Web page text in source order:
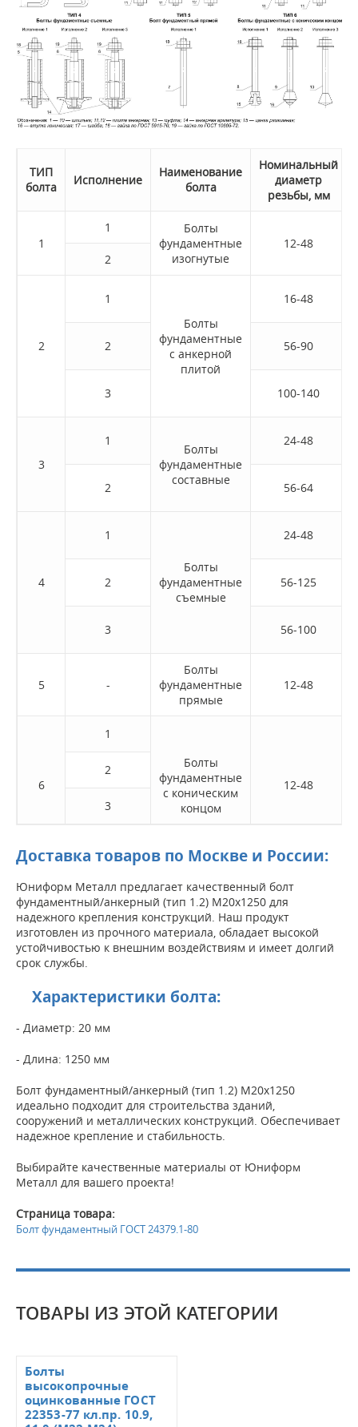
ТИП
болта
Исполнение
Наименование
болта
Номинальный
диаметр
резьбы, мм
1
1
Болты
фундаментные
изогнутые
12-48
2
2
1
Болты
фундаментные
с анкерной
плитой
16-48
2 56-90
3 100-140
3
1
Болты
фундаментные
составные
24-48
2 56-64
4
1
Болты
фундаментные
съемные
24-48
2 56-125
3 56-100
5 -
Болты
фундаментные
прямые
12-48
6
1
Болты
фундаментные
с коническим
концом
12-48
2
3
Доставка товаров по Москве и России:
Юниформ Металл предлагает качественный болт
фундаментный/анкерный (тип 1.2) M20x1250 для
надежного крепления конструкций. Наш продукт
изготовлен из прочного материала, обладает высокой
устойчивостью к внешним воздействиям и имеет долгий
срок службы.
Характеристики болта:
- Диаметр: 20 мм
- Длина: 1250 мм
Болт фундаментный/анкерный (тип 1.2) M20x1250
идеально подходит для строительства зданий,
сооружений и металлических конструкций. Обеспечивает
надежное крепление и стабильность.
Выбирайте качественные материалы от Юниформ
Металл для вашего проекта!
Страница товара:
Болт фундаментный ГОСТ 24379.1-80
ТОВАРЫ ИЗ ЭТОЙ КАТЕГОРИИ
Болты
высокопрочные
оцинкованные ГОСТ
22353-77 кл.пр. 10.9,